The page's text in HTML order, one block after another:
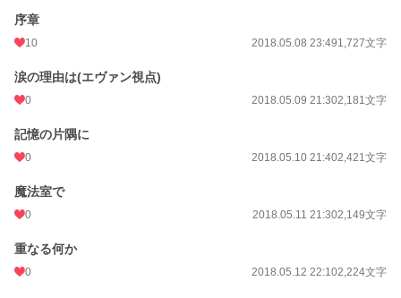
序章
10 2018.05.08 23:491,727文字
涙の理由は(エヴァン視点)
0 2018.05.09 21:302,181文字
記憶の片隅に
0 2018.05.10 21:402,421文字
魔法室で
0 2018.05.11 21:302,149文字
重なる何か
0 2018.05.12 22:102,224文字